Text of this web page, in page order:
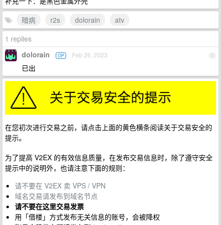
暗病
r2s dolorain
atv
1 replies
1
dolorain OP Feb 26, 2023
已出
在您初次进行交易之前，请点击上面的黄色横条阅读关于交易安全的
提示。
为了提高 V2EX 的有效信息质量，在发布交易信息时，除了遵守安全
提示中的说明外，也请注意下面的规则：
请不要在 V2EX 卖 VPS / VPN
域名交易请发布到域名节点
请不要在这里交易发票
用「借楼」方式发布无关信息的账号，会被降权